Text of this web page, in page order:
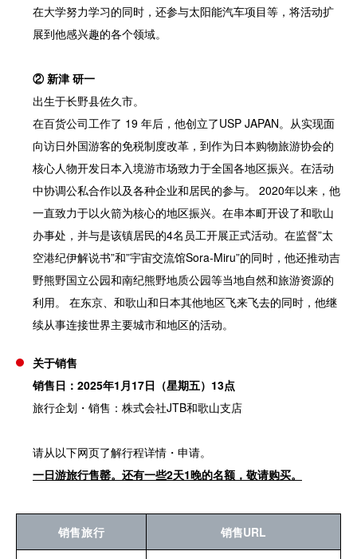
在大学努力学习的同时，还参与太阳能汽车项目等，将活动扩
展到他感兴趣的各个领域。
② 新津 研一
出生于长野县佐久市。
在百货公司工作了 19 年后，他创立了USP JAPAN。从实现面
向访日外国游客的免税制度改革，到作为日本购物旅游协会的
核心人物开发日本入境游市场致力于全国各地区振兴。在活动
中协调公私合作以及各种企业和居民的参与。 2020年以来，他
一直致力于以火箭为核心的地区振兴。在串本町开设了和歌山
办事处，并与是该镇居民的4名员工开展正式活动。在监督”太
空港纪伊解说书”和”宇宙交流馆Sora-Miru”的同时，他还推动吉
野熊野国立公园和南纪熊野地质公园等当地自然和旅游资源的
利用。 在东京、和歌山和日本其他地区飞来飞去的同时，他继
续从事连接世界主要城市和地区的活动。
关于销售
销售日：2025年1月17日（星期五）13点
旅行企划・销售：株式会社JTB和歌山支店
请从以下网页了解行程详情・申请。
一日游旅行售罄。还有一些2天1晚的名额，敬请购买。
销售旅行 销售URL